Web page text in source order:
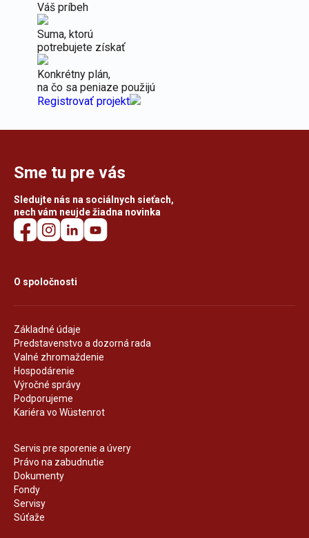
Váš príbeh
Suma, ktorú
potrebujete získať
Konkrétny plán,
na čo sa peniaze použijú
Registrovať projekt
Sme tu pre vás
Sledujte nás na sociálnych sieťach,
nech vám neujde žiadna novinka
O spoločnosti
Základné údaje
Predstavenstvo a dozorná rada
Valné zhromaždenie
Hospodárenie
Výročné správy
Podporujeme
Kariéra vo Wüstenrot
Servis pre sporenie a úvery
Právo na zabudnutie
Dokumenty
Fondy
Servisy
Súťaže